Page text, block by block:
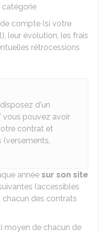
compte (si votre
leur évolution, les frais
rétrocessions
d'un
vous pouvez avoir
contrat et
(versements,
année sur son site
(accessibles
des contrats
moyen de chacun de